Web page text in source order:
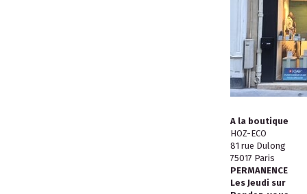
A la boutique
HOZ-ECO
81 rue Dulong
75017 Paris
PERMANENCE
Les Jeudi sur